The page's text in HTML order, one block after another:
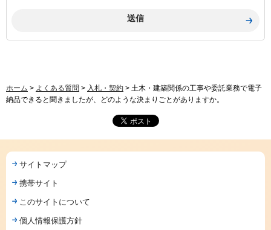
ホーム > よくある質問 > 入札・契約 > 土木・建築関係の工事や委託業務で電子
納品できると聞きましたが、どのような決まりごとがありますか。
サイトマップ
携帯サイト
このサイトについて
個人情報保護方針